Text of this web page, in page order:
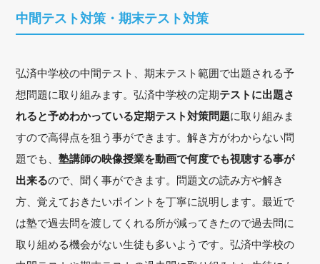
中間テスト対策・期末テスト対策
弘済中学校の中間テスト、期末テスト範囲で出題される予
想問題に取り組みます。弘済中学校の定期テストに出題さ
れると予めわかっている定期テスト対策問題に取り組みま
すので高得点を狙う事ができます。解き方がわからない問
題でも、塾講師の映像授業を動画で何度でも視聴する事が
出来るので、聞く事ができます。問題文の読み方や解き
方、覚えておきたいポイントを丁寧に説明します。最近で
は塾で過去問を渡してくれる所が減ってきたので過去問に
取り組める機会がない生徒も多いようです。弘済中学校の